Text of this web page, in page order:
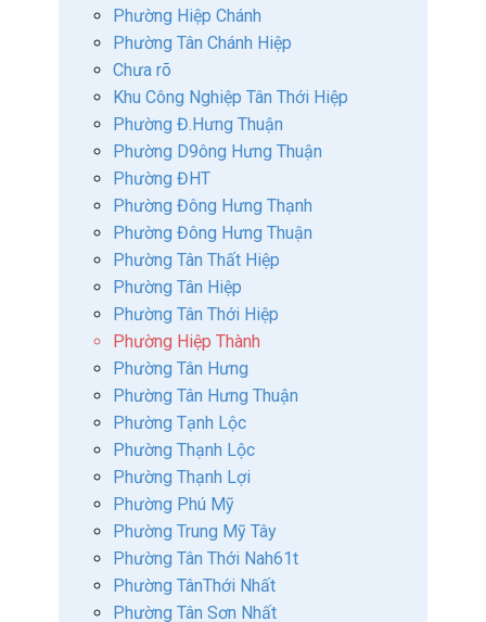
Phường Hiệp Chánh
Phường Tân Chánh Hiệp
Chưa rõ
Khu Công Nghiệp Tân Thới Hiệp
Phường Đ.Hưng Thuận
Phường D9ông Hưng Thuận
Phường ĐHT
Phường Đông Hưng Thạnh
Phường Đông Hưng Thuận
Phường Tân Thất Hiệp
Phường Tân Hiệp
Phường Tân Thới Hiệp
Phường Hiệp Thành
Phường Tân Hưng
Phường Tân Hưng Thuận
Phường Tạnh Lộc
Phường Thạnh Lộc
Phường Thạnh Lợi
Phường Phú Mỹ
Phường Trung Mỹ Tây
Phường Tân Thới Nah61t
Phường TânThới Nhất
Phường Tân Sơn Nhất